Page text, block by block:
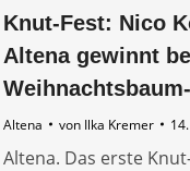
Knut-Fest: Nico
Altena gewinnt
Altena von Ilka Kremer
Altena. Das erste